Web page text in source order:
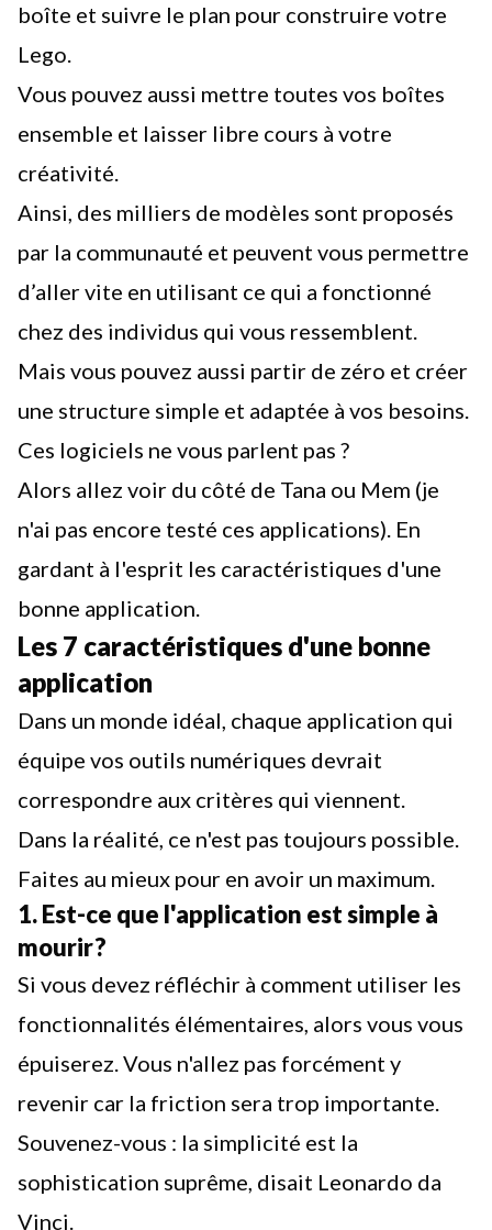
boîte et suivre le plan pour construire votre
Lego.
Vous pouvez aussi mettre toutes vos boîtes
ensemble et laisser libre cours à votre
créativité.
Ainsi, des milliers de modèles sont proposés
par la communauté et peuvent vous permettre
d’aller vite en utilisant ce qui a fonctionné
chez des individus qui vous ressemblent.
Mais vous pouvez aussi partir de zéro et créer
une structure simple et adaptée à vos besoins.
Ces logiciels ne vous parlent pas ?
Alors allez voir du côté de Tana ou Mem (je
n'ai pas encore testé ces applications). En
gardant à l'esprit les caractéristiques d'une
bonne application.
Les 7 caractéristiques d'une bonne
application
Dans un monde idéal, chaque application qui
équipe vos outils numériques devrait
correspondre aux critères qui viennent.
Dans la réalité, ce n'est pas toujours possible.
Faites au mieux pour en avoir un maximum.
1. Est-ce que l'application est simple à
mourir ?
Si vous devez réfléchir à comment utiliser les
fonctionnalités élémentaires, alors vous vous
épuiserez. Vous n'allez pas forcément y
revenir car la friction sera trop importante.
Souvenez-vous : la simplicité est la
sophistication suprême , disait Leonardo da
Vinci.